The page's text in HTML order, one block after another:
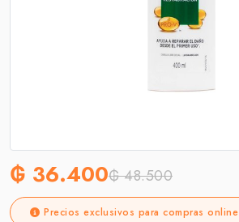
₲ 36.400₲ 48.500
Precios exclusivos para compras online